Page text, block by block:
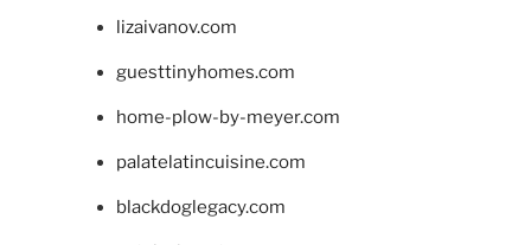
lizaivanov.com
guesttinyhomes.com
home-plow-by-meyer.com
palatelatincuisine.com
blackdoglegacy.com